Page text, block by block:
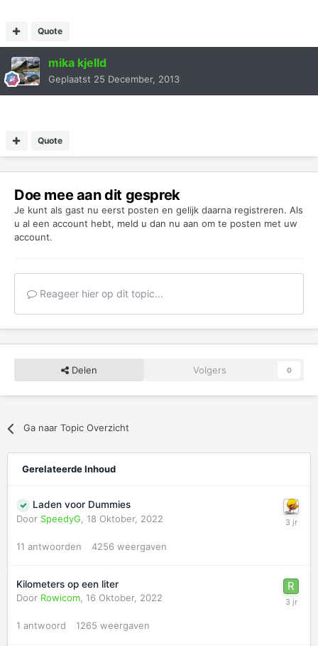
Quote
mika kjelld
Geplaatst 25 December, 2013
Quote
Doe mee aan dit gesprek
Je kunt als gast nu eerst posten en gelijk daarna registreren. Als
u al een account hebt, meld u dan nu aan om te posten met uw
account.
Reageer hier op dit topic...
Delen Volgers 0
Ga naar Topic Overzicht
Gerelateerde Inhoud
Laden voor Dummies
Door SpeedyG 18 Oktober, 2022
11 antwoorden 4256 weergaven
Kilometers op een liter
Door Rowicom 16 Oktober, 2022
1 antwoord 1265 weergaven